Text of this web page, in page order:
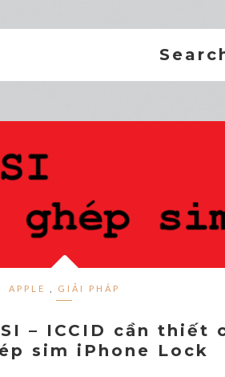
APPLE GIẢI PHÁP
– ICCID cần thiết
sim iPhone Lock